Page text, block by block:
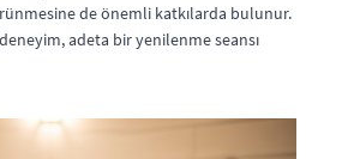
de önemli katkılarda bulunur.
adeta bir yenilenme seansı